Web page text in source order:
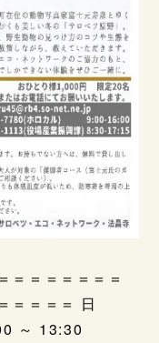
＝＝＝＝＝＝＝
＝＝＝＝ 日
～ 13:30